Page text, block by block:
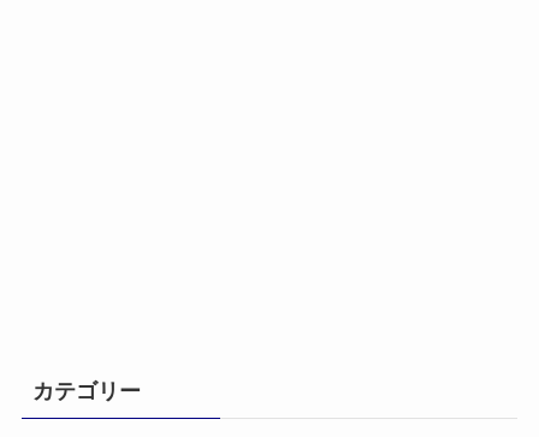
カテゴリー